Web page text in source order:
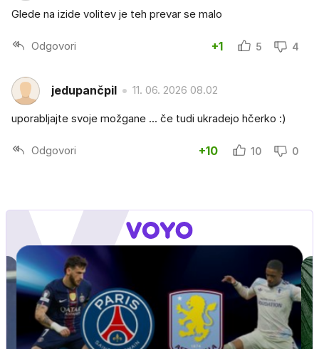
Glede na izide volitev je teh prevar se malo
Odgovori +1 5 4
jedupančpil 11. 06. 2026 08.02
uporabljajte svoje možgane ... če tudi ukradejo hčerko :)
Odgovori +10 10 0